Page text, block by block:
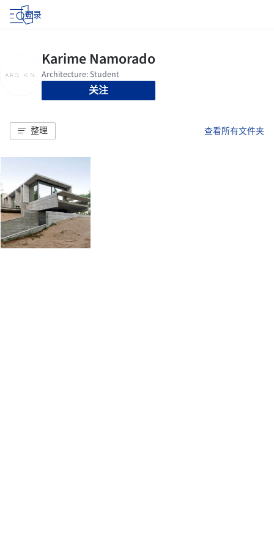
登录
关注
整理 查看所有文件夹